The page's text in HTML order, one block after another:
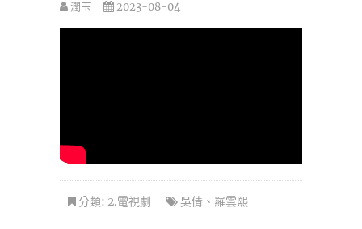
潤玉 2023-08-04
分類: 2.電視劇 吳倩 、 羅雲熙